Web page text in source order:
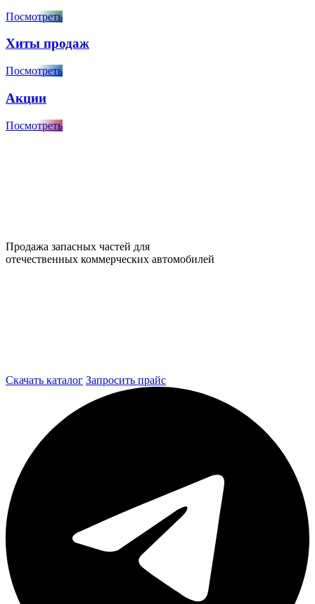
Посмотреть
Хиты продаж
Посмотреть
Акции
Посмотреть
Продажа запасных частей для
отечественных коммерческих автомобилей
Скачать каталог Запросить прайс